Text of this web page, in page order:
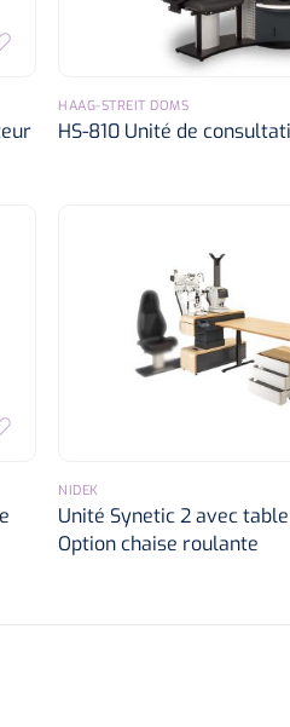
HAAG-STREIT DOMS
HS-810 Unité de
NIDEK
Unité Synetic 2 avec
Option chaise roulante